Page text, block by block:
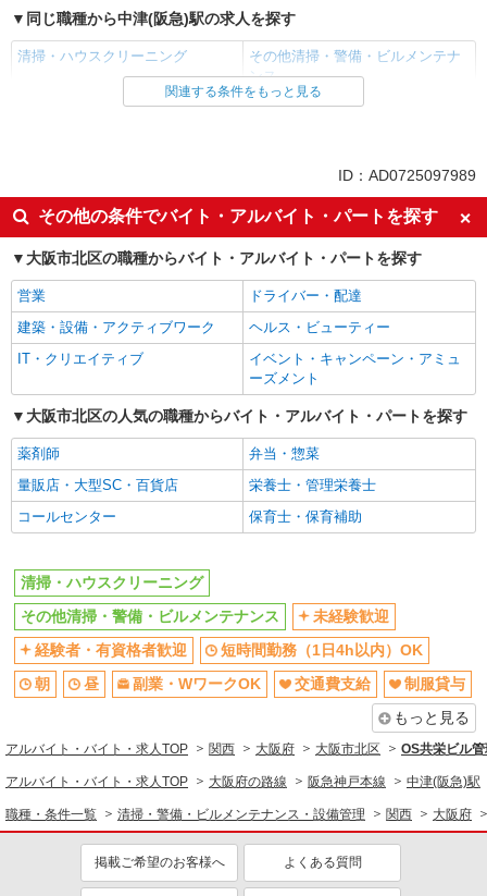
同じ職種から中津(阪急)駅の求人を探す
清掃・ハウスクリーニング
その他清掃・警備・ビルメンテナ
ンス
未経験歓迎
経験者・有資格者歓迎
短時間勤務（1日4h以内）OK
朝
昼
副業・WワークOK
交通費支給
制服貸与
同じ職種から求人を探す
清掃・警備・ビルメンテナンス・設備管理
清掃・ハウスクリーニング
同じ特徴から求人を探す
未経験歓迎
短時間勤務（1日4h以内）OK
副業・WワークOK
交通費支給
関連する条件をもっと見る
ID：AD0725097989
その他の条件でバイト・アルバイト・パートを探す
大阪市北区の職種からバイト・アルバイト・パートを探す
営業
ドライバー・配達
建築・設備・アクティブワーク
ヘルス・ビューティー
IT・クリエイティブ
イベント・キャンペーン・アミュ
ーズメント
大阪市北区の人気の職種からバイト・アルバイト・パートを探す
薬剤師
弁当・惣菜
量販店・大型SC・百貨店
栄養士・管理栄養士
コールセンター
保育士・保育補助
清掃・ハウスクリーニング
その他清掃・警備・ビルメンテナンス
未経験歓迎
経験者・有資格者歓迎
短時間勤務（1日4h以内）OK
朝
昼 副業・WワークOK 交通費支給
制服貸与
もっと見る
アルバイト・バイト・求人TOP 関西 大阪府 大阪市北区 OS共栄ビル
アルバイト・バイト・求人TOP 大阪府の路線 阪急神戸本線 中津(阪急)駅
職種・条件一覧 清掃・警備・ビルメンテナンス・設備管理 関西 大阪府
掲載ご希望のお客様へ よくある質問